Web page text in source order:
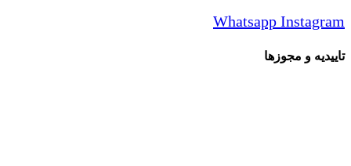
Whatsapp Instagram
تاییدیه و مجوزها